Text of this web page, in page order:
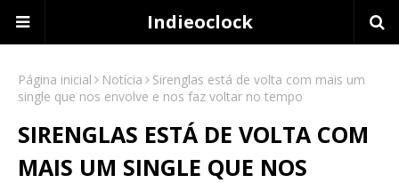
Indieoclock
Página inicial Notícia
Sirenglas está de volta com mais um
single que nos envolve e nos faz voltar no tempo
SIRENGLAS ESTÁ DE VOLTA COM
MAIS UM SINGLE QUE NOS